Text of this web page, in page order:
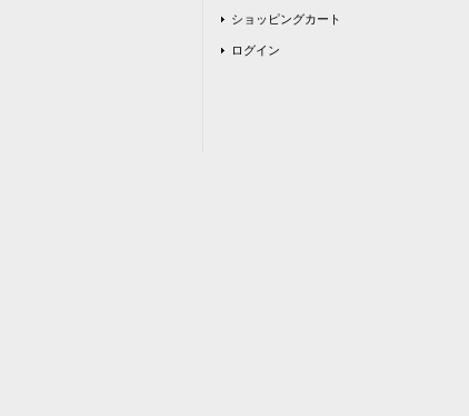
ショッピングカート
ログイン